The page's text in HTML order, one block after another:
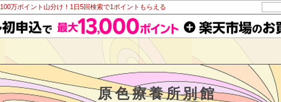
100万ポイント山分け！1日5回検索で1ポイントもらえる
原色療養所別館